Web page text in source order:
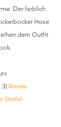
Der farblich
Hose
dem Outfit
Breeks
Stiefel